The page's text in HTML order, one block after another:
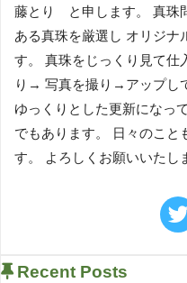
藤とり と申します。 真珠
ある真珠を厳選し オリジナ
す。 真珠をじっくり見て
り→ 写真を撮り→アップし
ゆっくりとした更新になっ
でもあります。 日々のこと
す。 よろしくお願いいたし
Recent Posts